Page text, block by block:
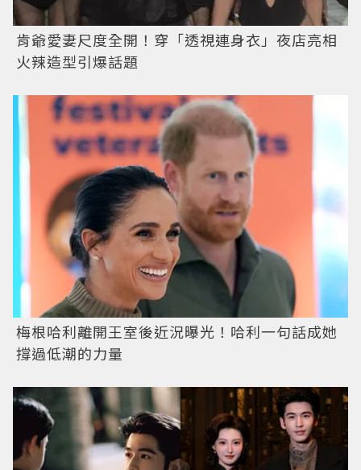
肯爺愛妻尺度全開！穿「透視連身衣」夜店亮相
火辣造型引爆話題
梅根哈利離開王室後近況曝光！哈利一句話成她
撐過低潮的力量